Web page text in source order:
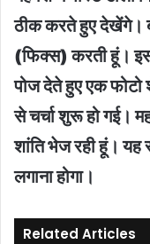
ठीक करते हुए देखेंगे।
(फिक्स) करती हूं।
पोज देते हुए एक फोटो
से चर्चा शुरू हो गई।
शांति भेज रही हूं।
लगाना होगा।
Related Articles